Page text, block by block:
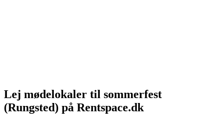
Lej mødelokaler til sommerfest
(Rungsted) på Rentspace.dk